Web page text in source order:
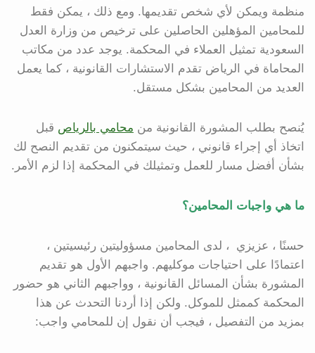
منظمة ويمكن لأي شخص تقديمها. ومع ذلك ، يمكن فقط
للمحامين المؤهلين الحاصلين على ترخيص من وزارة العدل
السعودية تمثيل العملاء في المحكمة. يوجد عدد من مكاتب
المحاماة في الرياض تقدم الاستشارات القانونية ، كما يعمل
العديد من المحامين بشكل مستقل.
يُنصح بطلب المشورة القانونية من محامي بالرياص قبل
اتخاذ أي إجراء قانوني ، حيث سيتمكنون من تقديم النصح لك
بشأن أفضل مسار للعمل وتمثيلك في المحكمة إذا لزم الأمر.
ما هي واجبات المحامين؟
حسنًا ، عزيزي ، لدى المحامين مسؤوليتين رئيسيتين ،
اعتمادًا على احتياجات موكليهم. واجبهم الأول هو تقديم
المشورة بشأن المسائل القانونية ، وواجبهم الثاني هو حضور
المحكمة كممثل للموكل. ولكن إذا أردنا التحدث عن هذا
بمزيد من التفصيل ، فيجب أن نقول إن للمحامي واجب: